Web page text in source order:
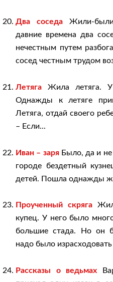
Два соседа Жили-
давние времена два
нечестным путем
сосед честным трудом
Летяга Жила летяга.
Однажды к летяге
Летяга, отдай своего
– Если...
Иван – заряБыло, да и не
городе бездетный
детей. Пошла однажды
Проученный скрягаЖил
купец. У него было
большие стада. Но он
надо было
Рассказы о ведьмах